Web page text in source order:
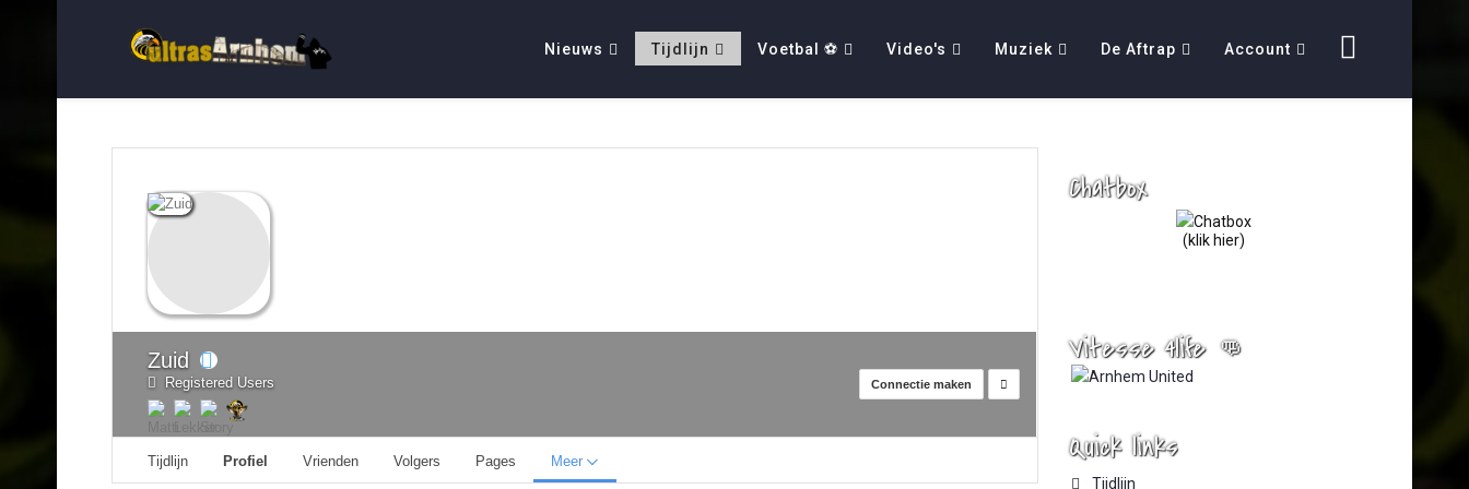
Nieuws Tijdlijn Voetbal ⚽ Video's Muziek De Aftrap Account
Zuid
Registered Users Connectie maken
Tijdlijn Profiel Vrienden Volgers Pages Meer
Chatbox
(klik hier)
Vitesse 4life 👊
Quick links
Tijdlijn